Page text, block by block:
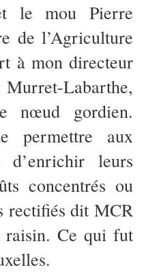
le mou Pierre
de l’Agriculture
à mon directeur
Labarthe,
nœud gordien.
permettre aux
leurs
concentrés ou
rectifiés dit MCR
raisin. Ce qui fut